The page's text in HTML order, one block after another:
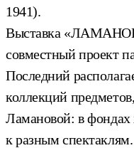
1941).
Выставка
совместный проект
Последний
коллекций
Ламановой: в фондах
к разным